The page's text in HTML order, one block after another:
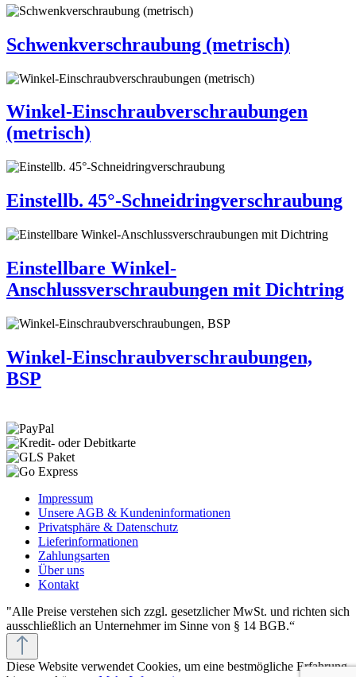
Schwenkverschraubung (metrisch)
Winkel-Einschraubverschraubungen
(metrisch)
Einstellb. 45°-Schneidringverschraubung
Einstellbare Winkel-
Anschlussverschraubungen mit Dichtring
Winkel-Einschraubverschraubungen,
BSP
Impressum
Unsere AGB & Kundeninformationen
Privatsphäre & Datenschutz
Lieferinformationen
Zahlungsarten
Über uns
Kontakt
"Alle Preise verstehen sich zzgl. gesetzlicher MwSt. und richten sich
ausschließlich an Unternehmer im Sinne von § 14 BGB.“
Diese Website verwendet Cookies, um eine bestmögliche Erfahrung